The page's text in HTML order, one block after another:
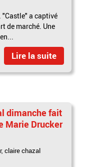
"Castle" a captivé
de marché. Une
Lire la suite
dimanche fait
Marie Drucker
,claire chazal